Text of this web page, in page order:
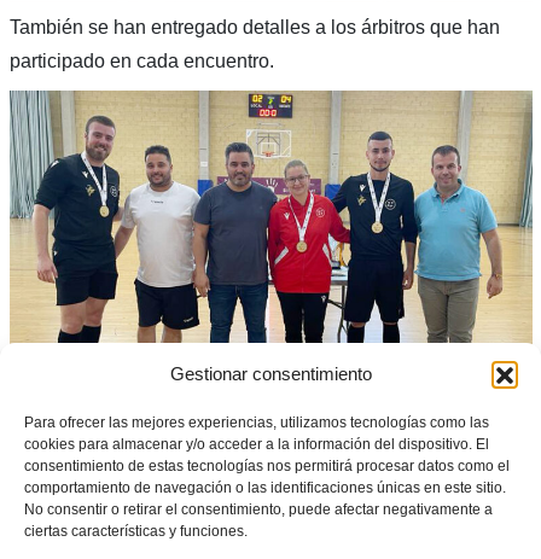
Gestionar consentimiento
Para ofrecer las mejores experiencias, utilizamos tecnologías como las
cookies para almacenar y/o acceder a la información del dispositivo. El
consentimiento de estas tecnologías nos permitirá procesar datos como el
comportamiento de navegación o las identificaciones únicas en este sitio.
No consentir o retirar el consentimiento, puede afectar negativamente a
ciertas características y funciones.
También se han entregado detalles a los árbitros que han
participado en cada encuentro.
Facebook
TwitterCompartir